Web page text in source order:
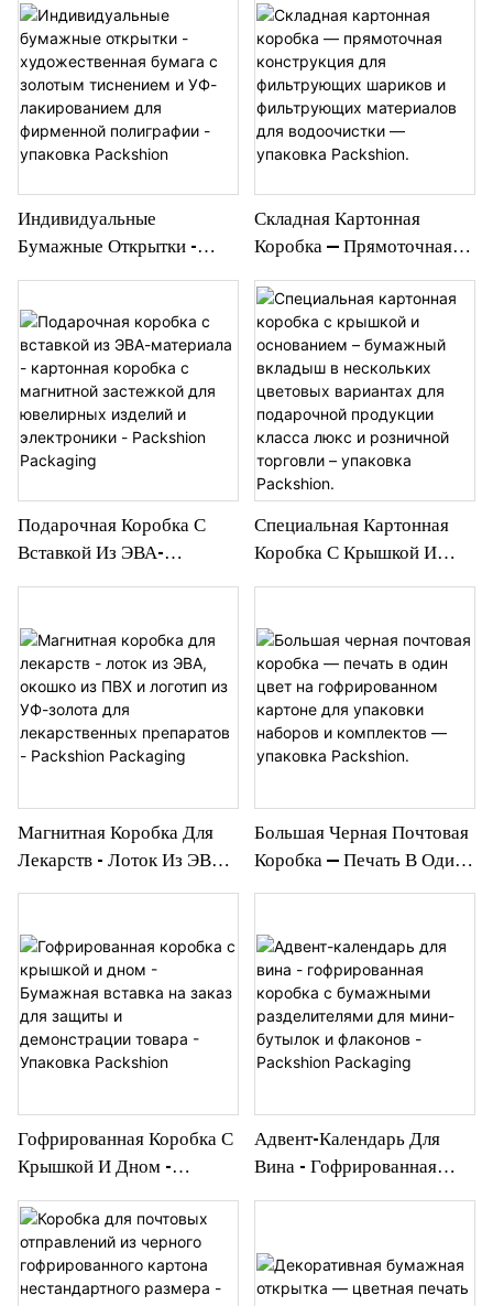
Фольгой И УФ-Печатью
Для Ожерелий, Колец И
Аксессуаров Для Волос -
Упаковка Packshion
Упаковки Игрушек —
Packshion Packaging
Индивидуальные
Бумажные Открытки -
Лакированием Для
Фирменной Полиграфии -
Упаковка Packshion
Складная Картонная
Коробка — Прямоточная
Фильтрующих Шариков И
Фильтрующих Материалов
Для Водоочистки —
Упаковка Packshion.
Подарочная Коробка С
Вставкой Из ЭВА-
Застежкой Для Ювелирных
Изделий И Электроники -
Packshion Packaging
Специальная Картонная
Коробка С Крышкой И
Цветовых Вариантах Для
Подарочной Продукции
Класса Люкс И Розничной
Торговли – Упаковка
Packshion.
Магнитная Коробка Для
Лекарств - Лоток Из ЭВА,
Лекарственных
Препаратов - Packshion
Packaging
Большая Черная Почтовая
Коробка — Печать В Один
Наборов И Комплектов —
Упаковка Packshion.
Гофрированная Коробка С
Крышкой И Дном -
Заказ Для Защиты И
Демонстрации Товара -
Упаковка Packshion
Адвент-Календарь Для
Вина - Гофрированная
Бутылок И Флаконов -
Packshion Packaging